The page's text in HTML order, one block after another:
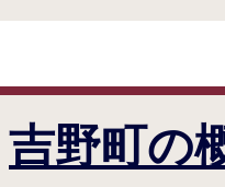
吉野町の